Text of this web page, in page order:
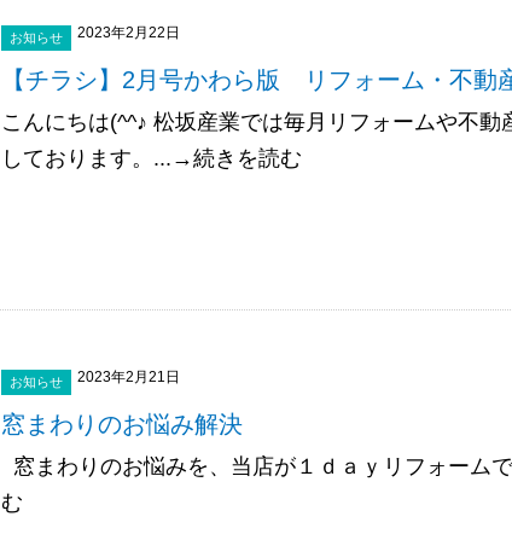
お知らせ 2023年2月22日
【チラシ】2月号かわら版 リフォーム・不動
こんにちは(^^♪ 松坂産業では毎月リフォームや不
しております。...→続きを読む
お知らせ 2023年2月21日
窓まわりのお悩み解決
窓まわりのお悩みを、当店が１ｄａｙリフォー
む